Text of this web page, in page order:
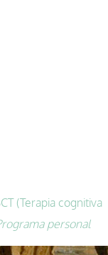
(Terapia cognitiva
personal